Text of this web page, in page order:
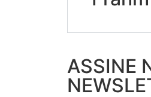
ASSINE